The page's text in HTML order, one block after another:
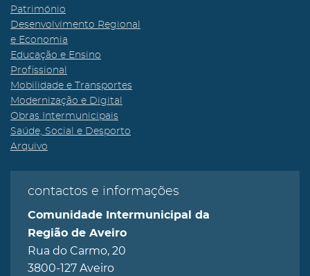
Património
Desenvolvimento Regional
e Economia
Educação e Ensino
Profissional
Mobilidade e Transportes
Modernização e Digital
Obras Intermunicipais
Saúde, Social e Desporto
Arquivo
contactos e informações
Comunidade Intermunicipal da
Região de Aveiro
Rua do Carmo, 20
3800-127 Aveiro